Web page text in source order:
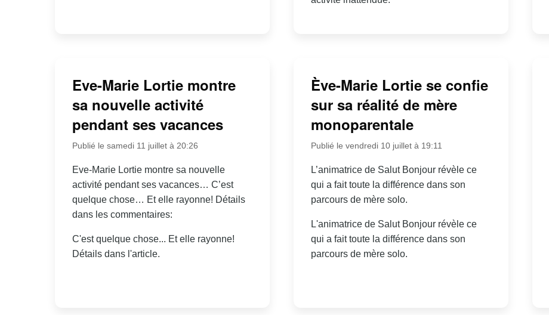
Eve-Marie Lortie montre
sa nouvelle activité
pendant ses vacances
Publié le samedi 11 juillet à 20:26
Eve-Marie Lortie montre sa nouvelle
activité pendant ses vacances… C’est
quelque chose… Et elle rayonne! Détails
dans les commentaires:
C'est quelque chose... Et elle rayonne!
Détails dans l'article.
Ève-Marie Lortie se confie
sur sa réalité de mère
monoparentale
Publié le vendredi 10 juillet à 19:11
L’animatrice de Salut Bonjour révèle ce
qui a fait toute la différence dans son
parcours de mère solo.
L'animatrice de Salut Bonjour révèle ce
qui a fait toute la différence dans son
parcours de mère solo.